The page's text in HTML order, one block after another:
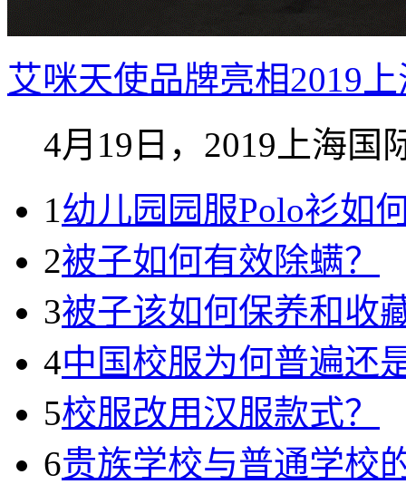
艾咪天使品牌亮相2019
4月19日，2019上海国
1幼儿园园服Polo衫如
2被子如何有效除螨？
3被子该如何保养和收
4中国校服为何普遍还
5校服改用汉服款式？
6贵族学校与普通学校